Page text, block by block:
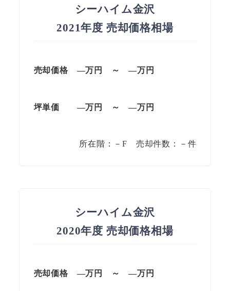
シーハイム金沢
2021年度 売却価格相場
売却価格 —万円 ～ —万円
坪単価 —万円 ～—万円
所在階：－F 売却件数：－件
シーハイム金沢
2020年度 売却価格相場
売却価格 —万円 ～ —万円